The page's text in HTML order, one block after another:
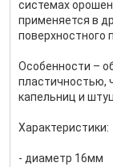
системах
применяется в
поверхностного
Особенности –
пластичностью,
капельниц и
Характеристики:
- диаметр 16мм